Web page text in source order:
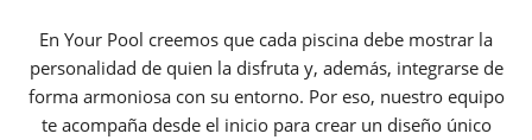
En Your Pool creemos que cada piscina debe mostrar la
personalidad de quien la disfruta y, además, integrarse de
forma armoniosa con su entorno. Por eso, nuestro equipo
te acompaña desde el inicio para crear un diseño único